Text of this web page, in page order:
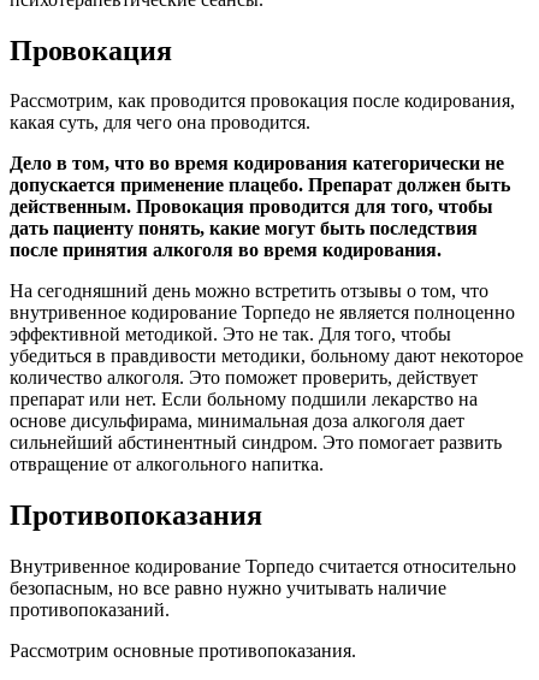
Провокация
Рассмотрим, как проводится провокация после кодирования,
какая суть, для чего она проводится.
Дело в том, что во время кодирования категорически не
допускается применение плацебо. Препарат должен быть
действенным. Провокация проводится для того, чтобы
дать пациенту понять, какие могут быть последствия
после принятия алкоголя во время кодирования.
На сегодняшний день можно встретить отзывы о том, что
внутривенное кодирование Торпедо не является полноценно
эффективной методикой. Это не так. Для того, чтобы
убедиться в правдивости методики, больному дают некоторое
количество алкоголя. Это поможет проверить, действует
препарат или нет. Если больному подшили лекарство на
основе дисульфирама, минимальная доза алкоголя дает
сильнейший абстинентный синдром. Это помогает развить
отвращение от алкогольного напитка.
Противопоказания
Внутривенное кодирование Торпедо считается относительно
безопасным, но все равно нужно учитывать наличие
противопоказаний.
Рассмотрим основные противопоказания.